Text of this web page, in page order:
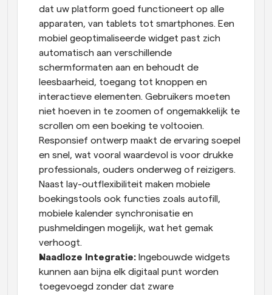
dat uw platform goed functioneert op alle
apparaten, van tablets tot smartphones. Een
mobiel geoptimaliseerde widget past zich
automatisch aan verschillende
schermformaten aan en behoudt de
leesbaarheid, toegang tot knoppen en
interactieve elementen. Gebruikers moeten
niet hoeven in te zoomen of ongemakkelijk te
scrollen om een boeking te voltooien.
Responsief ontwerp maakt de ervaring soepel
en snel, wat vooral waardevol is voor drukke
professionals, ouders onderweg of reizigers.
Naast lay-outflexibiliteit maken mobiele
boekingstools ook functies zoals autofill,
mobiele kalender synchronisatie en
pushmeldingen mogelijk, wat het gemak
verhoogt.
Naadloze Integratie: Ingebouwde widgets
kunnen aan bijna elk digitaal punt worden
toegevoegd zonder dat zware